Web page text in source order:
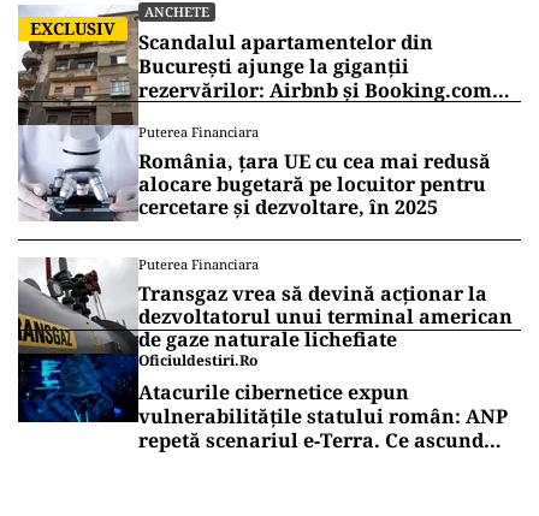
EXCLUSIV
ANCHETE
Scandalul apartamentelor din
București ajunge la giganții
rezervărilor: Airbnb și Booking.com
Puterea Financiara
România, țara UE cu cea mai redusă
alocare bugetară pe locuitor pentru
cercetare și dezvoltare, în 2025
Puterea Financiara
Transgaz vrea să devină acționar la
dezvoltatorul unui terminal american
de gaze naturale lichefiate
Oficiuldestiri.ro
Atacurile cibernetice expun
vulnerabilitățile statului român: ANP
repetă scenariul e‑Terra. Ce ascund